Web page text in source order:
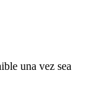
una vez sea